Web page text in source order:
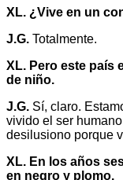
XL. ¿Vive en un
J.G. Totalmente.
XL. Pero este país
de niño.
J.G. Sí, claro.
vivido el ser
desilusiono porque
XL. En los años
en negro y plomo.